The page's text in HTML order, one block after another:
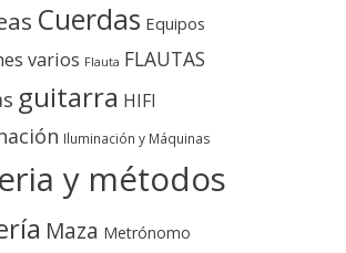
Cuerdas Equipos
varios Flauta FLAUTAS
guitarra HIFI
Iluminación y Máquinas
y métodos
Maza Metrónomo